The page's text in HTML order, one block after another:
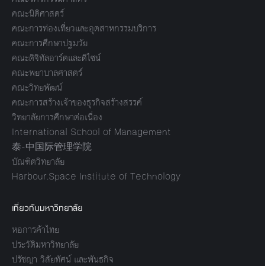
คณะนิติศาสตร์
คณะการท่องเที่ยวและอุตสาหกรรมบริการ
คณะการศึกษาปฐมวัย
คณะดิจิทัลอาร์ตและดีไซน์
คณะพยาบาลศาสตร์
คณะวิทยพัฒน์
คณะการสร้างเจ้าของธุรกิจสร้างสรรค์
วิทยาลัยการศึกษาต่อเนื่อง
International School of Management
泰-中国际管理学院
บัณฑิตวิทยาลัย
Harbour.Space Institute of Technology
เกี่ยวกับมหาวิทยาลัย
หอการค้าไทย
ประวัติมหาวิทยาลัย
ปรัชญา วิสัยทัศน์ และพันธกิจ